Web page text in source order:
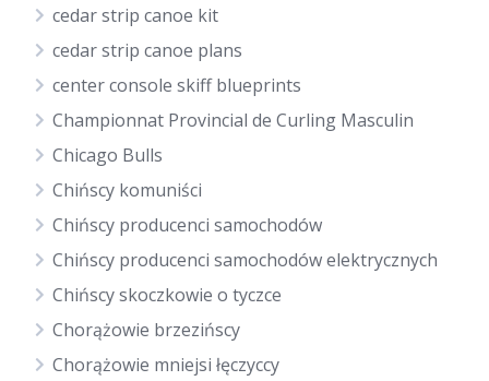
cedar strip canoe kit
cedar strip canoe plans
center console skiff blueprints
Championnat Provincial de Curling Masculin
Chicago Bulls
Chińscy komuniści
Chińscy producenci samochodów
Chińscy producenci samochodów elektrycznych
Chińscy skoczkowie o tyczce
Chorążowie brzezińscy
Chorążowie mniejsi łęczyccy